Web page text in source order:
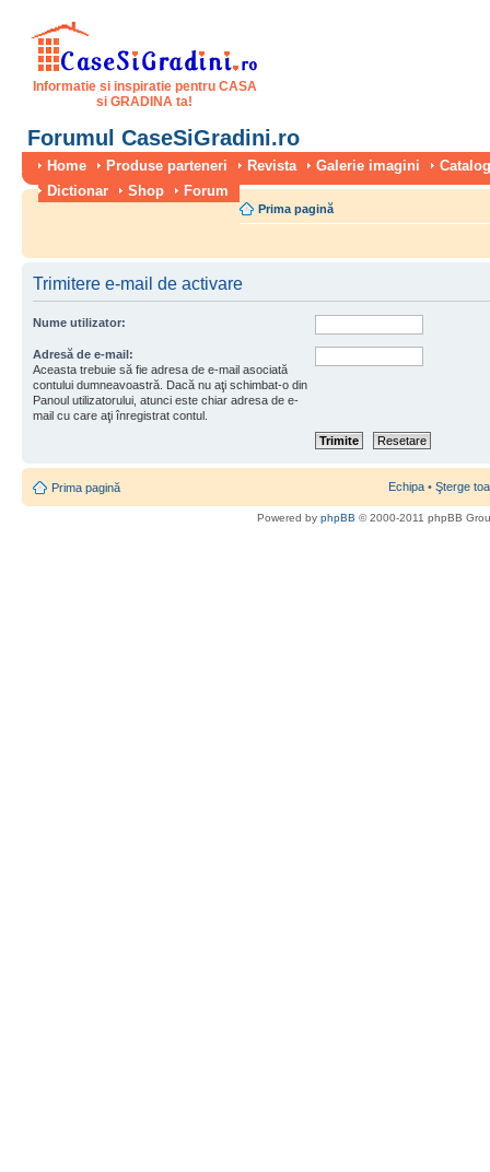
Informatie si inspiratie pentru CASA
si GRADINA ta!
Forumul CaseSiGradini.ro
Home Produse parteneri Revista Galerie imagini
Dictionar
Shop Forum
Prima pagină
Trimitere e-mail de activare
Nume utilizator:
Adresă de e-mail:
Aceasta trebuie să fie adresa de e-mail asociată
contului dumneavoastră. Dacă nu aţi schimbat-o din
Panoul utilizatorului, atunci este chiar adresa de e-
mail cu care aţi înregistrat contul.
Prima pagină Echipa • Şterge
Powered by phpBB © 2000-2011 phpBB